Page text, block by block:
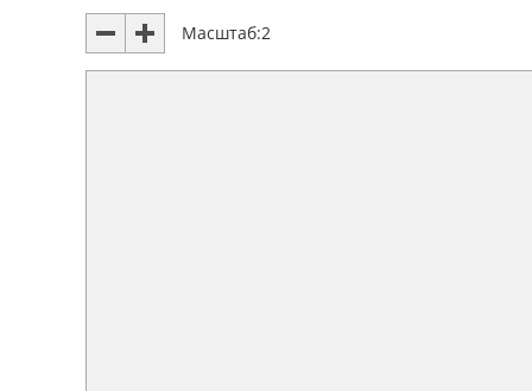
Масштаб:2